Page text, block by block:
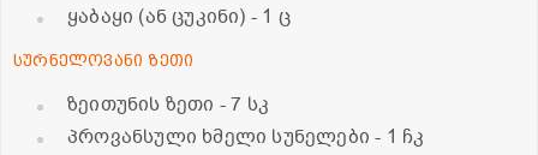
ყაბაყი (ან ცუკინი) - 1 ც
სურნელოვანი ზეთი
ზეითუნის ზეთი - 7 სკ
პროვანსული ხმელი სუნელები- 1 ჩკ